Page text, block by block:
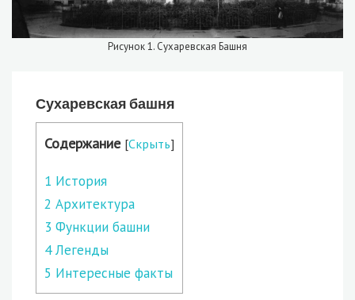
Рисунок 1. Сухаревская Башня
Сухаревская башня
Содержание [Скрыть]
1 История
2 Архитектура
3 Функции башни
4Легенды
5 Интересные факты